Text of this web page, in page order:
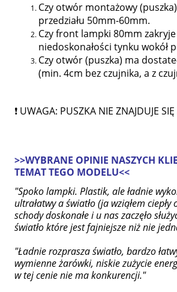
Czy otwór montażowy
przedziału 50mm-60mm.
Czy front lampki 80mm
niedoskonałości tynku wokół
Czy otwór (puszka) ma
(min. 4cm bez czujnika, a z
❗ UWAGA: PUSZKA NIE ZNAJDUJE
>>WYBRANE OPINIE NASZYCH
TEMAT TEGO MODELU<<
"Spoko lampki. Plastik, ale ładnie
ultrałatwy a światło (ja wziąłem
schody doskonałe i u nas zaczęło
światło które jest fajniejsze niż nie
"Ładnie rozprasza światło, bardzo
wymienne żarówki, niskie zużycie
w tej cenie nie ma konkurencji."